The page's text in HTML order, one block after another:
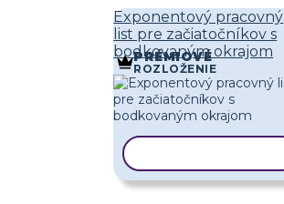
Exponentový pracovný
list pre začiatočníkov s
bodkovaným okrajom
PRÉMIOVÉ
ROZLOŽENIE